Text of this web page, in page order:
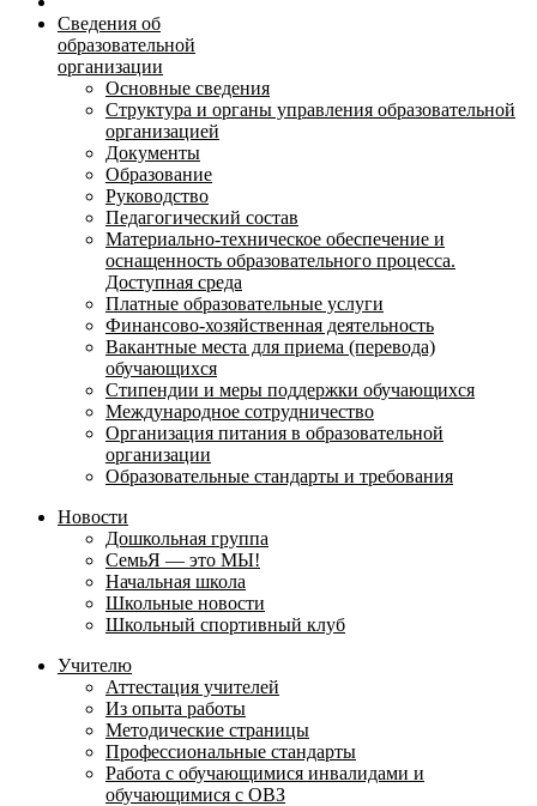
Сведения об
образовательной
организации
Основные сведения
Структура и органы управления образовательной
организацией
Документы
Образование
Руководство
Педагогический состав
Материально-техническое обеспечение и
оснащенность образовательного процесса.
Доступная среда
Платные образовательные услуги
Финансово-хозяйственная деятельность
Вакантные места для приема (перевода)
обучающихся
Стипендии и меры поддержки обучающихся
Международное сотрудничество
Организация питания в образовательной
организации
Образовательные стандарты и требования
Новости
Дошкольная группа
СемьЯ — это МЫ!
Начальная школа
Школьные новости
Школьный спортивный клуб
Учителю
Аттестация учителей
Из опыта работы
Методические страницы
Профессиональные стандарты
Работа с обучающимися инвалидами и
обучающимися с ОВЗ